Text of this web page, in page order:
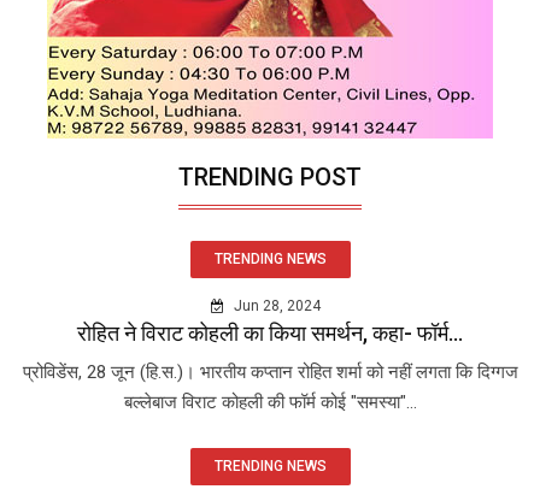
TRENDING POST
TRENDING NEWS
Jun 28, 2024
रोहित ने विराट कोहली का किया समर्थन, कहा- फॉर्म...
प्रोविडेंस, 28 जून (हि.स.)। भारतीय कप्तान रोहित शर्मा को नहीं लगता कि दिग्गज
बल्लेबाज विराट कोहली की फॉर्म कोई "समस्या"...
TRENDING NEWS